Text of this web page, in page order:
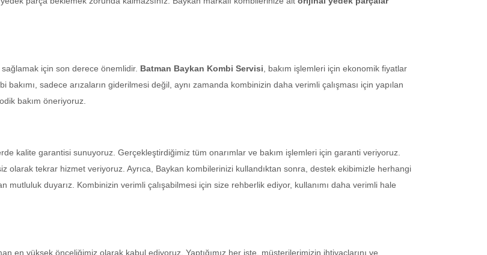
sağlamak için son derece önemlidir. Batman Baykan Kombi Servisi , bakım işlemleri için ekonomik fiyatlar
sadece arızaların giderilmesi değil, aynı zamanda kombinizin daha verimli çalışması için yapılan
bakım öneriyoruz.
kalite garantisi sunuyoruz. Gerçekleştirdiğimiz tüm onarımlar ve bakım işlemleri için garanti veriyoruz.
olarak tekrar hizmet veriyoruz. Ayrıca, Baykan kombilerinizi kullandıktan sonra, destek ekibimizle herhangi
mutluluk duyarız. Kombinizin verimli çalışabilmesi için size rehberlik ediyor, kullanımı daha verimli hale
en yüksek önceliğimiz olarak kabul ediyoruz. Yaptığımız her işte, müşterilerimizin ihtiyaçlarını ve